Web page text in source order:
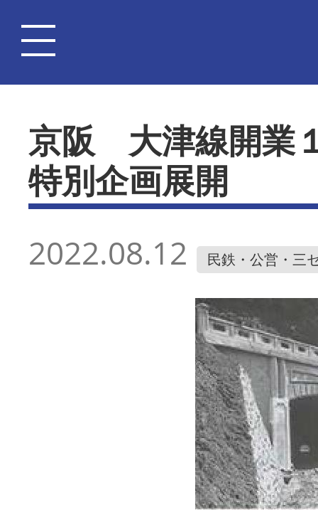
京阪 大津線開業
特別企画展開
2022.08.12 民鉄・公営・三